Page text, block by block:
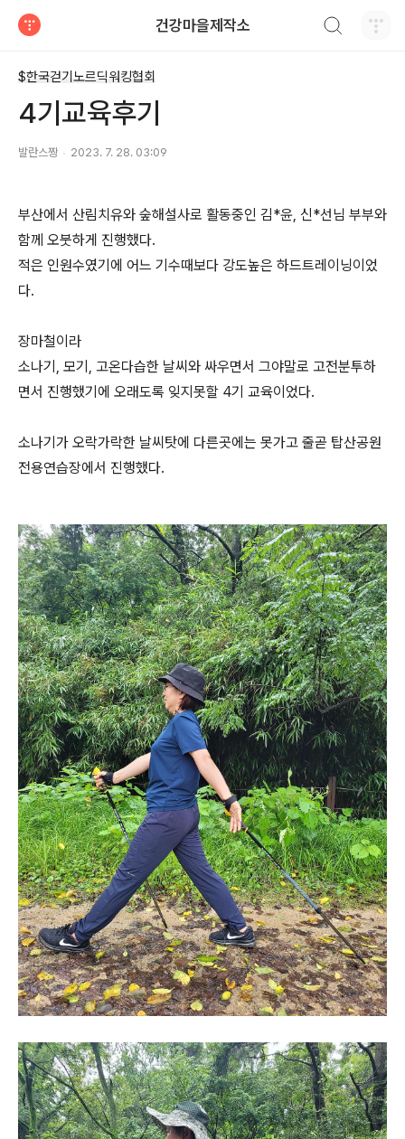
건강마을제작소
$한국걷기노르딕워킹협회
4기교육후기
발란스짱 2023. 7. 28. 03:09
부산에서 산림치유와 숲해설사로 활동중인 김*윤, 신*선님 부부와
함께 오붓하게 진행했다.
적은 인원수였기에 어느 기수때보다 강도높은 하드트레이닝이었
다.
장마철이라
소나기, 모기, 고온다습한 날씨와 싸우면서 그야말로 고전분투하
면서 진행했기에 오래도록 잊지못할 4기 교육이었다.
소나기가 오락가락한 날씨탓에 다른곳에는 못가고 줄곧 탑산공원
전용연습장에서 진행했다.